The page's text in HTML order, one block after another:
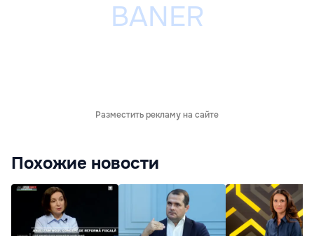
Разместить рекламу на сайте
Похожие новости